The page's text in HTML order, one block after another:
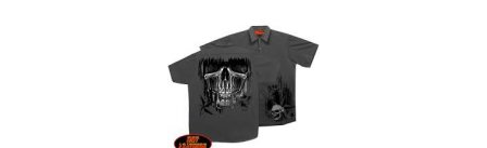
Honda rebel 300-500 17-23